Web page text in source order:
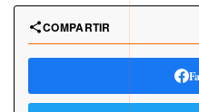
COMPARTIR